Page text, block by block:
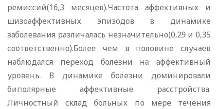
ремиссий(16,3 месяцев).Частота аффективных и
шизоаффективных эпизодов в динамике
заболевания различалась незначительно(0,29 и 0,35
соответственно).Более чем в половине случаев
наблюдался переход болезни на аффективный
уровень. В динамике болезни доминировали
биполярные аффективные расстройства.
Личностный склад больных по мере течения